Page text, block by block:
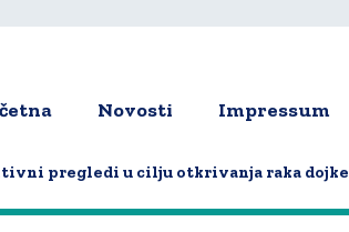
Novosti Impressum
pregledi u cilju otkrivanja raka dojke